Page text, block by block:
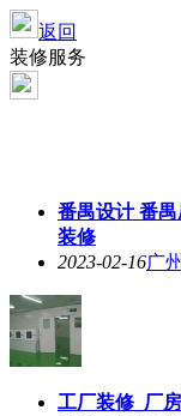
返回
装修服务
番禺设计 番
装修
2023-02-16广
工厂装修_厂